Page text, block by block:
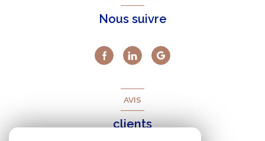
Nous suivre
AVIS
clients